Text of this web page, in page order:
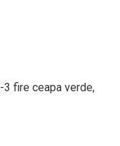
3 fire ceapa verde,